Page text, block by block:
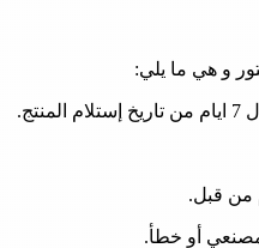
و هي ما يلي:
من قبل.
أو خطأ.